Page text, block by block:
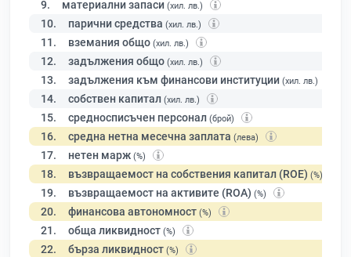
9. материални запаси (хил. лв.)
10. парични средства (хил. лв.)
11. вземания общо (хил. лв.)
12. задължения общо (хил. лв.)
13. задължения към финансови институции (хил. лв.)
14. собствен капитал (хил. лв.)
15. средносписъчен персонал (брой)
16. средна нетна месечна заплата (лева)
17. нетен марж (%)
18. възвращаемост на собствения капитал (ROE) (%)
19. възвращаемост на активите (ROA) (%)
20. финансова автономност (%)
21. обща ликвидност (%)
22. бърза ликвидност (%)